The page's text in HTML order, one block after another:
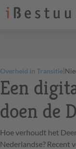
Overheid in Transitie|
Een
doen de
Hoe verhoudt het
Nederlandse? Recent